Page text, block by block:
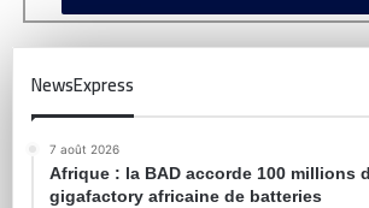
NewsExpress
7 août 2026
Afrique : la BAD accorde 100 millions
gigafactory africaine de batteries